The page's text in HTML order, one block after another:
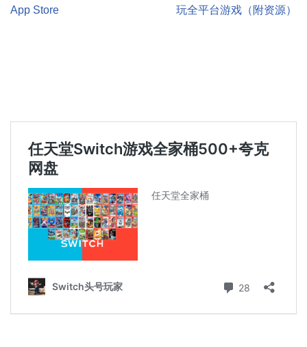
App Store
玩全平台游戏（附资源）